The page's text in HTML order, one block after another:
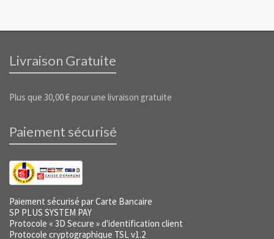
Livraison Gratuite
Plus que 30,00€pour une livraison gratuite
Paiement sécurisé
Paiement sécurisé par Carte Bancaire
SP PLUS SYSTEM PAY
Protocole « 3D Secure » d'identification client
Protocole cryptographique TSL v1.2